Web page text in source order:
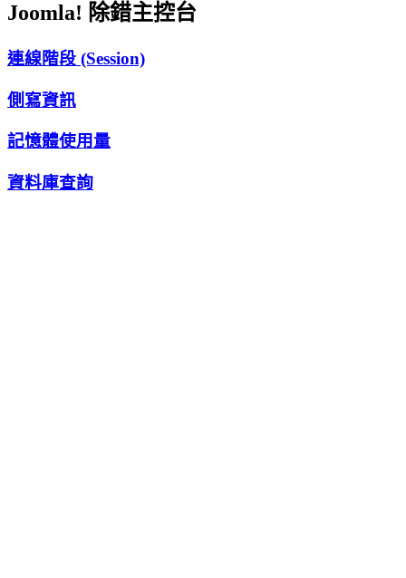
Joomla! 除錯主控台
連線階段 (Session)
側寫資訊
記憶體使用量
資料庫查詢